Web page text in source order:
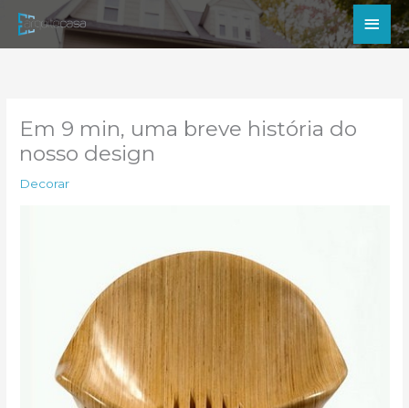
para
Em 9 min, uma breve história do
nosso design
Decorar